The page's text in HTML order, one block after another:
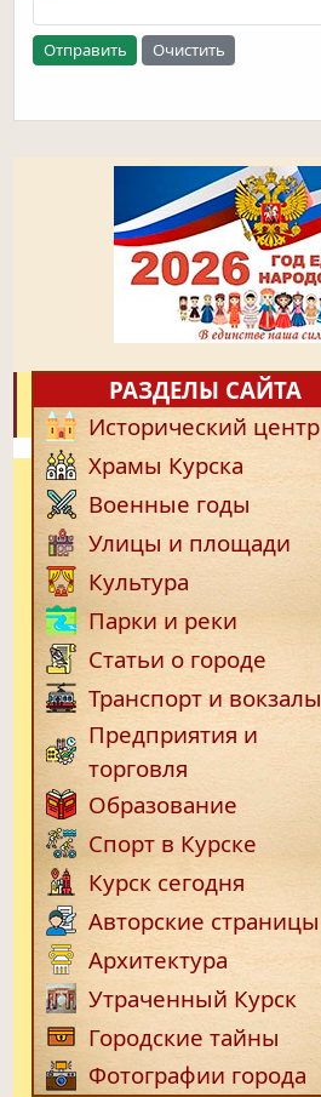
РАЗДЕЛЫ САЙТА
Исторический центр
Храмы Курска
Военные годы
Улицы и площади
Культура
Парки и реки
Статьи о городе
Транспорт и вокзалы
Предприятия и
торговля
Образование
Спорт в Курске
Курск сегодня
Авторские страницы
Архитектура
Утраченный Курск
Городские тайны
Фотографии города
Отправить Очистить